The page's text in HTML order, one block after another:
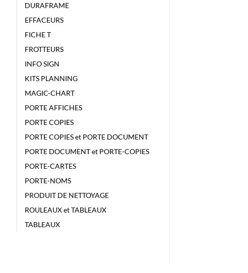
DURAFRAME
EFFACEURS
FICHE T
FROTTEURS
INFO SIGN
KITS PLANNING
MAGIC-CHART
PORTE AFFICHES
PORTE COPIES
PORTE COPIES et PORTE DOCUMENT
PORTE DOCUMENT et PORTE-COPIES
PORTE-CARTES
PORTE-NOMS
PRODUIT DE NETTOYAGE
ROULEAUX et TABLEAUX
TABLEAUX